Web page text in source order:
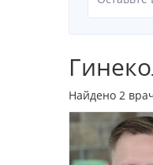
Найдено 2